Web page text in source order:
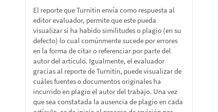
El reporte que Turnitin envía como respuesta al
editor evaluador, permite que este pueda
visualizar si ha habido similitudes o plagio (en su
defecto) lo cual comúnmente sucede por errores
en la forma de citar o referenciar por parte del
autor del artículo. Igualmente, el evaluador
gracias al reporte de Turnitin, puede visualizar de
cuáles fuentes o documentos originales ha
incurrido en plagio el autor del trabajo. Una vez
que sea constatada la ausencia de plagio en cada